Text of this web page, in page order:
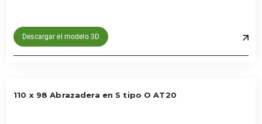
Descargar el modelo 3D
110 x 98 Abrazadera en S tipo O AT20